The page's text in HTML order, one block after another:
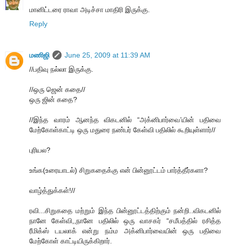
மானிட்டரை ராவா அடிச்சா மாதிரி இருக்கு.
Reply
மணிஜி
June 25, 2009 at 11:39 AM
//பதிவு நல்லா இருக்கு.
//ஒரு ஜென் கதை//
ஒரு ஜின் கதை?
//இந்த வாரம் ஆனந்த விகடனில் “அக்னிபார்வை’யின் பதிவை
மேற்கோள்காட்டி ஒரு மதுரை நண்பர் கேள்வி பதிலில் கூறியுள்ளார்//
புரியல?
உங்க(உரையாடல்) சிறுகதைக்கு என் பின்னூட்டம் பார்த்தீர்களா?
வாழ்த்துக்கள்!//
ரவி...சிறுகதை மற்றும் இந்த பின்னூட்டத்திற்கும் நன்றி..விகடனில்
நானே கேள்வி,,நானே பதிலில் ஒரு வாசகர் “சமீபத்தில் ரசித்த
ரீமிக்ஸ் டயலாக் என்று நம்ம அக்னிபார்வையின் ஒரு பதிவை
மேற்கோள் காட்டியிருக்கிறார்.